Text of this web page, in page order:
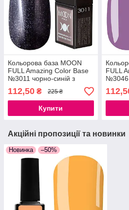
Кольорова база MOON
FULL Amazing Color Base
№3011 чорно-синій з
дрібним шиммером, 12
мл.
112,50 ₴ 225 ₴
Купити
FULL
№3046
12 мл.
Акційні пропозиції та новинки
Новинка –50%